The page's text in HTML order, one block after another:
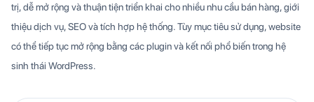
trị, dễ mở rộng và thuận tiện triển khai cho nhiều nhu cầu bán hàng, giới
thiệu dịch vụ, SEO và tích hợp hệ thống. Tùy mục tiêu sử dụng, website
có thể tiếp tục mở rộng bằng các plugin và kết nối phổ biến trong hệ
sinh thái WordPress.